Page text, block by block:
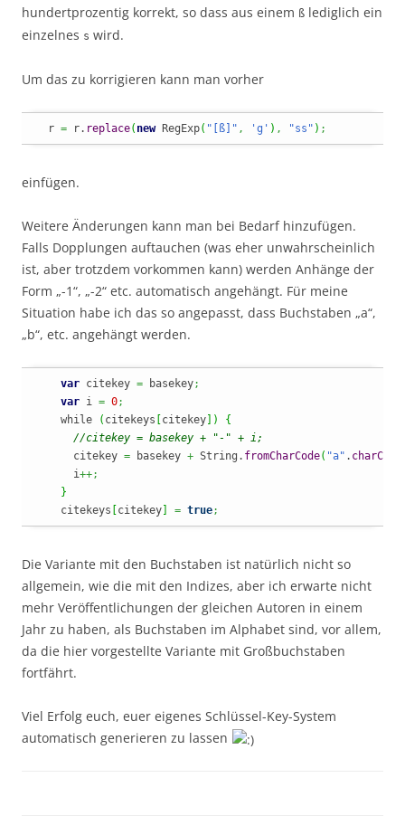
hundertprozentig korrekt, so dass aus einem ß lediglich ein
einzelnes s wird.
Um das zu korrigieren kann man vorher
  r
= r. replace( new RegExp( "[ß]" , 'g' ) , "ss" ) ;
einfügen.
Weitere Änderungen kann man bei Bedarf hinzufügen.
Falls Dopplungen auftauchen (was eher unwahrscheinlich
ist, aber trotzdem vorkommen kann) werden Anhänge der
Form „-1“, „-2“ etc. automatisch angehängt. Für meine
Situation habe ich das so angepasst, dass Buchstaben „a“,
„b“, etc. angehängt werden.
var citekey = basekey;
var i = 0;
    while
( citekeys citekey )
{
//citekey = basekey + "-" + i;
      citekey
= basekey + String . fromCharCode( "a" .
      i
++;
}
    citekeys
citekey = true;
Die Variante mit den Buchstaben ist natürlich nicht so
allgemein, wie die mit den Indizes, aber ich erwarte nicht
mehr Veröffentlichungen der gleichen Autoren in einem
Jahr zu haben, als Buchstaben im Alphabet sind, vor allem,
da die hier vorgestellte Variante mit Großbuchstaben
fortfährt.
Viel Erfolg euch, euer eigenes Schlüssel-Key-System
automatisch generieren zu lassen